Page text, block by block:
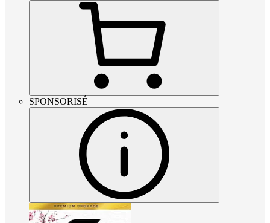
SPONSORISÉ